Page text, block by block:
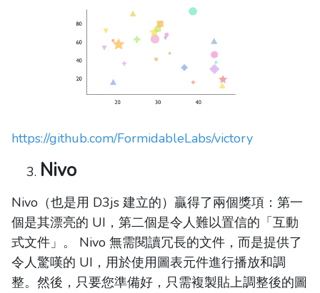
https://github.com/FormidableLabs/victory
Nivo
Nivo（也是用 D3js 建立的）贏得了兩個獎項：第一
個是其漂亮的 UI，第二個是令人難以置信的「互動
式文件」。 Nivo 無需閱讀冗長的文件，而是提供了
令人驚嘆的 UI，用於使用圖表元件進行播放和調
整。然後，只要您準備好，只需複製貼上調整後的圖